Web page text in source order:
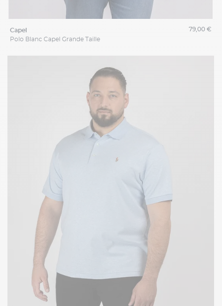
capel
Polo Blanc Capel Grande Taille
79,00 €